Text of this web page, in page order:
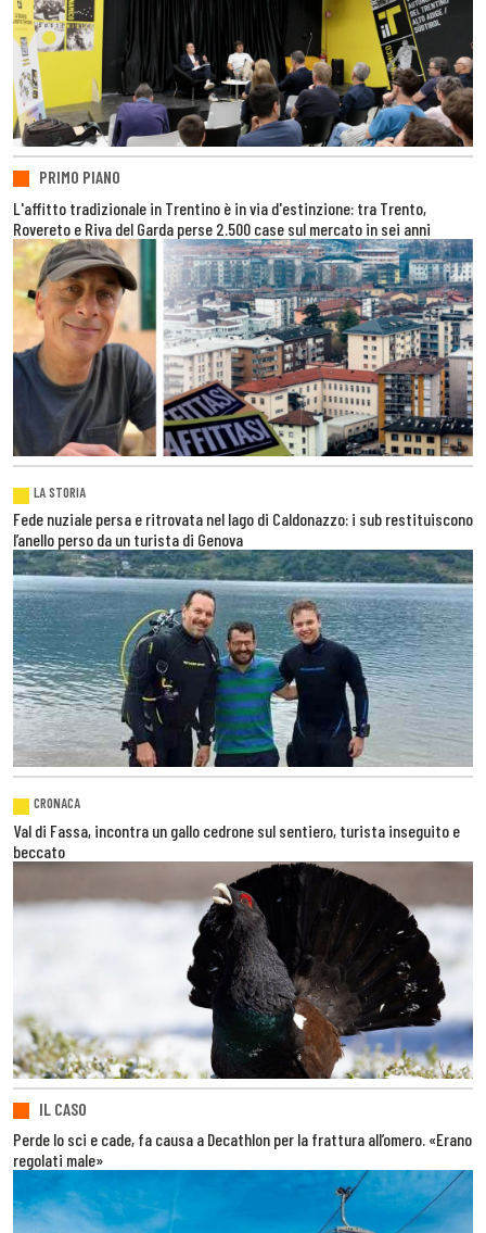
PRIMO PIANO
L'affitto tradizionale in Trentino è in via d'estinzione: tra Trento,
Rovereto e Riva del Garda perse 2.500 case sul mercato in sei anni
LA STORIA
Fede nuziale persa e ritrovata nel lago di Caldonazzo: i sub restituiscono
l’anello perso da un turista di Genova
CRONACA
Val di Fassa, incontra un gallo cedrone sul sentiero, turista inseguito e
beccato
IL CASO
Perde lo sci e cade, fa causa a Decathlon per la frattura all’omero. «Erano
regolati male»